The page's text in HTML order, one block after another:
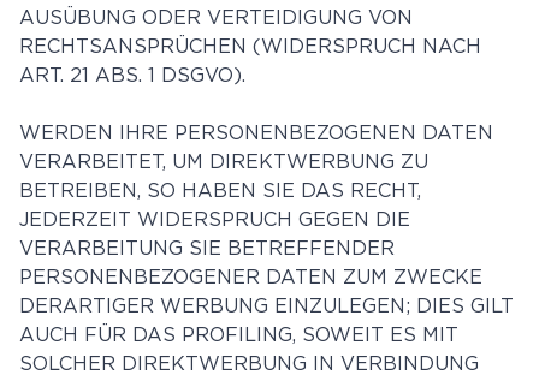
AUSÜBUNG ODER VERTEIDIGUNG VON
RECHTSANSPRÜCHEN (WIDERSPRUCH NACH
ART. 21 ABS. 1 DSGVO).
WERDEN IHRE PERSONENBEZOGENEN DATEN
VERARBEITET, UM DIREKTWERBUNG ZU
BETREIBEN, SO HABEN SIE DAS RECHT,
JEDERZEIT WIDERSPRUCH GEGEN DIE
VERARBEITUNG SIE BETREFFENDER
PERSONENBEZOGENER DATEN ZUM ZWECKE
DERARTIGER WERBUNG EINZULEGEN; DIES GILT
AUCH FÜR DAS PROFILING, SOWEIT ES MIT
SOLCHER DIREKTWERBUNG IN VERBINDUNG